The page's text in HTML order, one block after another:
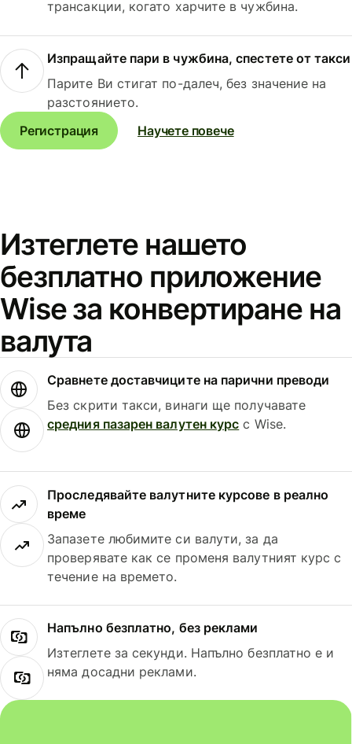
трансакции, когато харчите в чужбина.
Изпращайте пари в чужбина, спестете от такси
Парите Ви стигат по-далеч, без значение на
разстоянието.
Регистрация
Научете повече
Изтеглете нашето
безплатно приложение
Wise за конвертиране на
валута
Сравнете доставчиците на парични преводи
Без скрити такси, винаги ще получавате
средния пазарен валутен курс с Wise.
Проследявайте валутните курсове в реално
време
Запазете любимите си валути, за да
проверявате как се променя валутният курс с
течение на времето.
Напълно безплатно, без реклами
Изтеглете за секунди. Напълно безплатно е и
няма досадни реклами.